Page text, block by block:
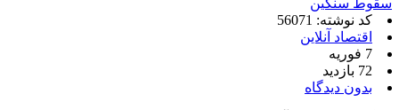
کد نوشته: 56071
اقتصاد آنلاین
7 فوریه
72 بازدید
بدون دیدگاه